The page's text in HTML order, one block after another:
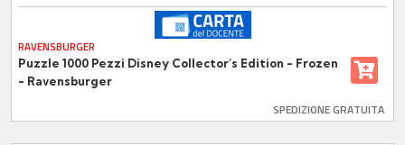
RAVENSBURGER
Puzzle 1000 Pezzi Disney Collector’s Edition - Frozen
- Ravensburger
SPEDIZIONE GRATUITA